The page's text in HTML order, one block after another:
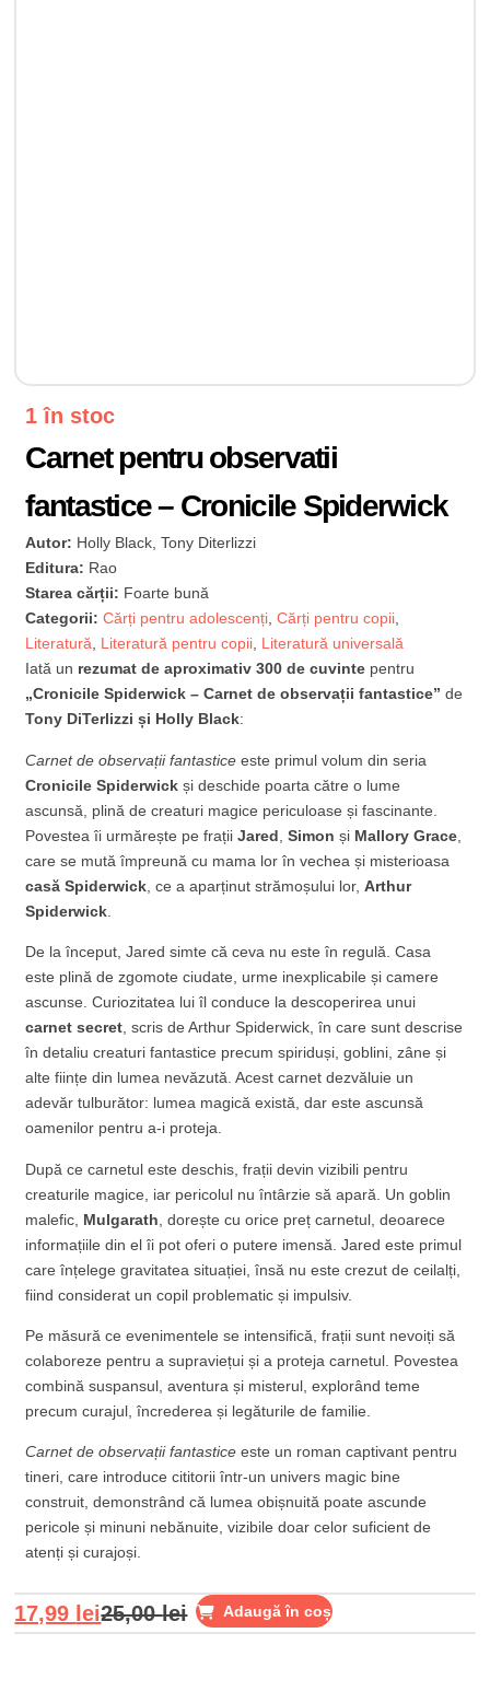
1 în stoc
Carnet pentru observatii
fantastice – Cronicile Spiderwick
Autor: Holly Black, Tony Diterlizzi
Editura: Rao
Starea cărții: Foarte bună
Categorii: Cărți pentru adolescenți,Cărți pentru copii,
Literatură, Literatură pentru copii, Literatură universală
Iată un rezumat de aproximativ 300 de cuvinte pentru
„Cronicile Spiderwick – Carnet de observații fantastice” de
Tony DiTerlizzi și Holly Black:
Carnet de observații fantastice este primul volum din seria
Cronicile Spiderwick și deschide poarta către o lume
ascunsă, plină de creaturi magice periculoase și fascinante.
Povestea îi urmărește pe frațiiJared ,Simon și Mallory Grace
care se mută împreună cu mama lor în vechea și misterioasa
casă Spiderwick , ce a aparținut strămoșului lor,Arthur
Spiderwick
De la început, Jared simte că ceva nu este în regulă. Casa
este plină de zgomote ciudate, urme inexplicabile și camere
ascunse. Curiozitatea lui îl conduce la descoperirea unui
carnet secret , scris de Arthur Spiderwick, în care sunt descrise
în detaliu creaturi fantastice precum spiriduși, goblini, zâne și
alte ființe din lumea nevăzută. Acest carnet dezvăluie un
adevăr tulburător: lumea magică există, dar este ascunsă
oamenilor pentru a-i proteja.
După ce carnetul este deschis, frații devin vizibili pentru
creaturile magice, iar pericolul nu întârzie să apară. Un goblin
malefic, Mulgarath , dorește cu orice preț carnetul, deoarece
informațiile din el îi pot oferi o putere imensă. Jared este primul
care înțelege gravitatea situației, însă nu este crezut de ceilalți,
fiind considerat un copil problematic și impulsiv.
Pe măsură ce evenimentele se intensifică, frații sunt nevoiți să
colaboreze pentru a supraviețui și a proteja carnetul. Povestea
combină suspansul, aventura și misterul, explorând teme
precum curajul, încrederea și legăturile de familie.
Carnet de observații fantastice este un roman captivant pentru
tineri, care introduce cititorii într-un univers magic bine
construit, demonstrând că lumea obișnuită poate ascunde
pericole și minuni nebănuite, vizibile doar celor suficient de
atenți și curajoși.
25,00lei
17,99 lei Adaugă în coș